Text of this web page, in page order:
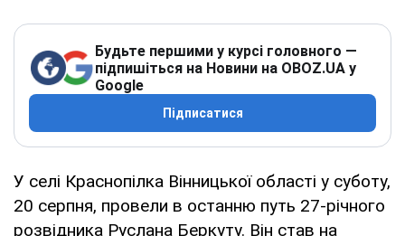
Будьте першими у курсі головного —
підпишіться на Новини на OBOZ.UA у
Google
Підписатися
У селі Краснопілка Вінницької області у суботу,
20 серпня, провели в останню путь 27-річного
розвідника Руслана Беркуту. Він став на